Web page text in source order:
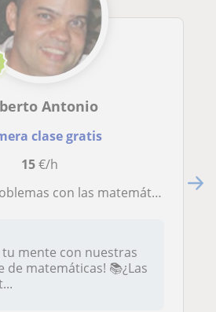
Antonio
clase gratis
15€/h
con las matemáticas - Todos los niveles
tu mente con nuestras
de matemáticas! 📚¿Las